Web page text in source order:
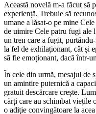
Această novelă m-a făcut să
experiență. Trebuie să
umane a lăsat-o pe mine
de uimire Cele patru fugi ale
un tren care a fugit,
la fel de exhilaționant, cât și
să fie emoționant, dacă într-
În cele din urmă, mesajul de
un amintire puternică a
gratuit descărcare crește.
cărți care au schimbat viețile
o adiție convingătoare la